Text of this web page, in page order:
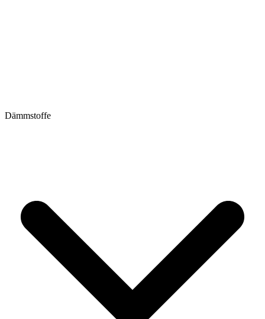
Dämmstoffe